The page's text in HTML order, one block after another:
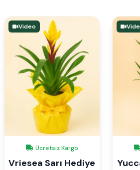
Video
Ücretsiz Kargo
Vriesea Sarı Hediye